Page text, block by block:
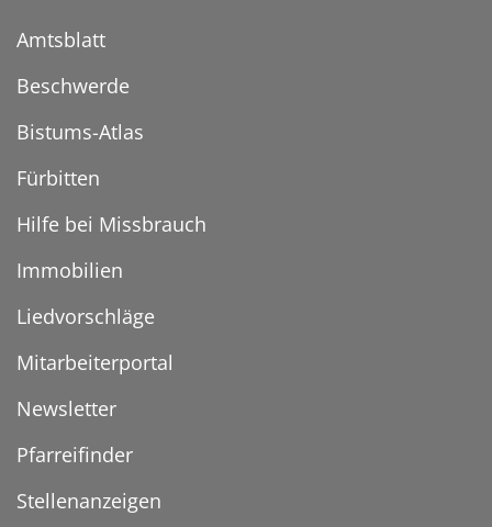
Amtsblatt
Beschwerde
Bistums-Atlas
Fürbitten
Hilfe bei Missbrauch
Immobilien
Liedvorschläge
Mitarbeiterportal
Newsletter
Pfarreifinder
Stellenanzeigen